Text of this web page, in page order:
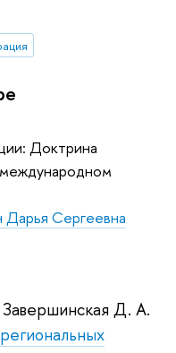
Доктрина
Дарья Сергеевна
Завершинская Д. А.